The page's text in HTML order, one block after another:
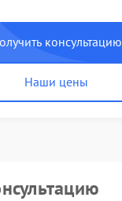
консультацию
Наши цены